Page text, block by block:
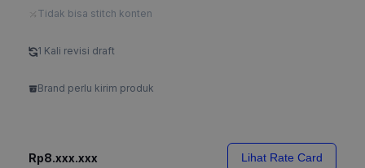
Tidak bisa stitch konten
1 Kali revisi draft
Brand perlu kirim produk
Rp8.xxx.xxx Lihat Rate Card